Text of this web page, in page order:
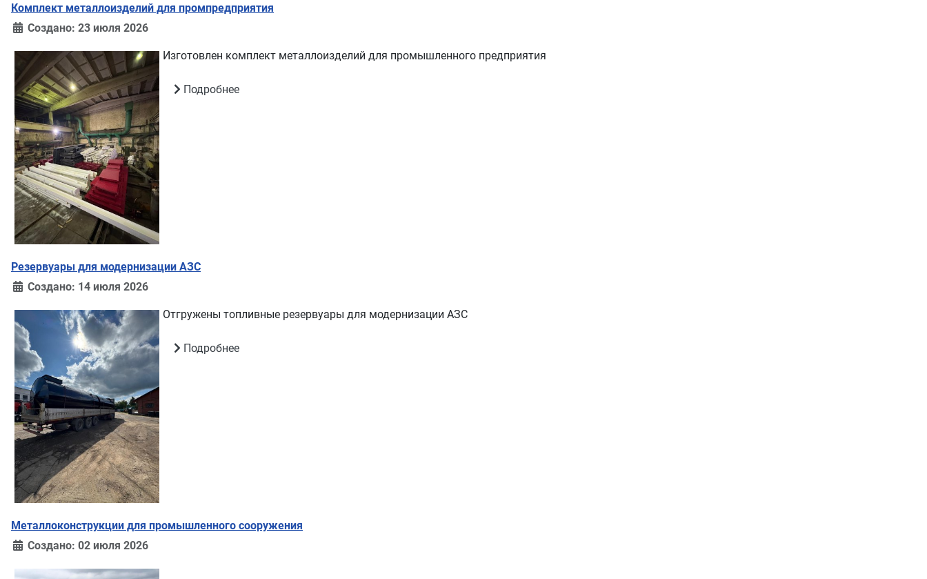
Комплект металлоизделий для промпредприятия
Создано: 23 июля 2026
Изготовлен комплект металлоизделий для промышленного предприятия
Подробнее
Резервуары для модернизации АЗС
Создано: 14 июля 2026
Отгружены топливные резервуары для модернизации АЗС
Подробнее
Металлоконструкции для промышленного сооружения
Создано: 02 июля 2026